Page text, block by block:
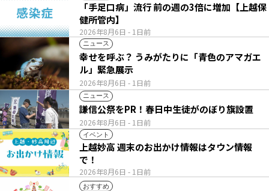
2026年8月6日 - 1日前
「手足口病」流行 前の週の3倍に増加【上越保
健所管内】
ニュース
2026年8月6日 - 1日前
幸せを呼ぶ？ うみがたりに「青色のアマガエ
ル」緊急展示
ニュース
2026年8月6日 - 1日前
謙信公祭をPR！春日中生徒がのぼり旗設置
イベント
2026年8月6日 - 1日前
上越妙高 週末のお出かけ情報はタウン情報
で！
おすすめ